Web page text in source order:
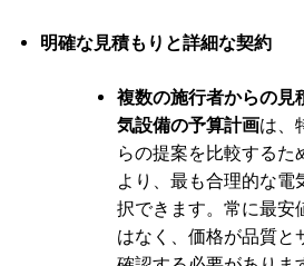
明確な見積もりと詳細な契約
複数の施行者からの見
気設備の予算計画は、
らの提案を比較するた
より、最も合理的な電
択できます。常に最安
はなく、価格が品質と